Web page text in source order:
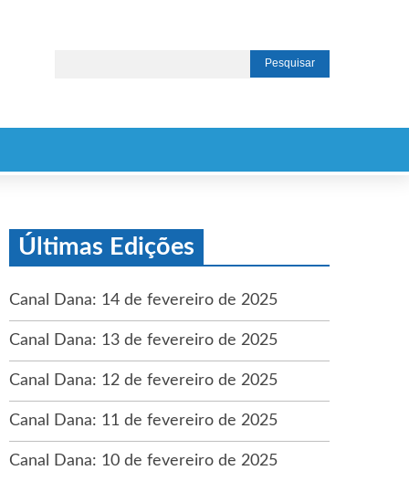
Últimas Edições
Canal Dana: 14 de fevereiro de 2025
Canal Dana: 13 de fevereiro de 2025
Canal Dana: 12 de fevereiro de 2025
Canal Dana: 11 de fevereiro de 2025
Canal Dana: 10 de fevereiro de 2025